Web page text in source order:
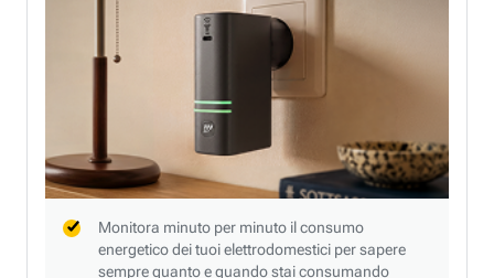
Monitora minuto per minuto il consumo
energetico dei tuoi elettrodomestici per sapere
sempre quanto e quando stai consumando